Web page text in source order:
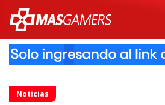
Noticias